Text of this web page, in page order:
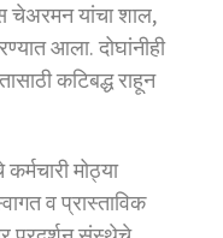
चेअरमन यांचा शाल,
आला. दोघांनीही
कटिबद्ध राहून
मोठ्या
व प्रास्ताविक